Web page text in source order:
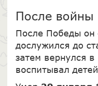
После войны
После Победы он
дослужился до
затем вернулся
воспитывал